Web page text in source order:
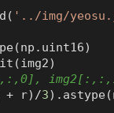
'../img/
+ r)/3